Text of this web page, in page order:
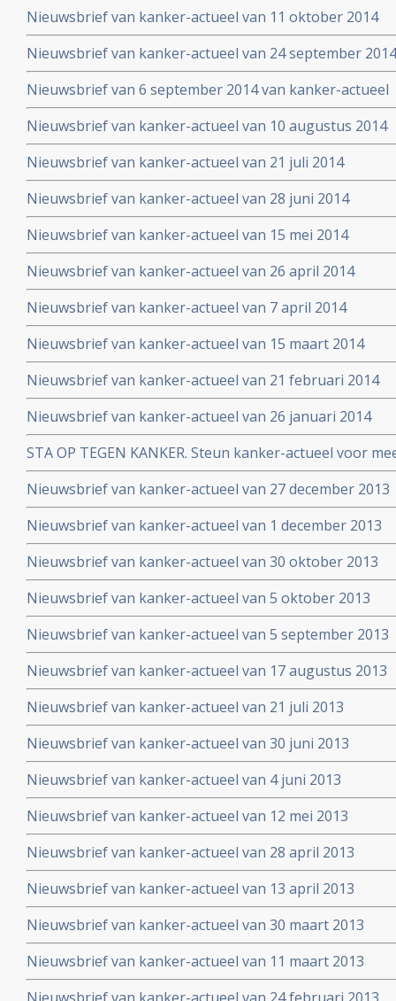
Nieuwsbrief van kanker-actueel van 11 oktober 2014
Nieuwsbrief van kanker-actueel van 24 september 2014
Nieuwsbrief van 6 september 2014 van kanker-actueel
Nieuwsbrief van kanker-actueel van 10 augustus 2014
Nieuwsbrief van kanker-actueel van 21 juli 2014
Nieuwsbrief van kanker-actueel van 28 juni 2014
Nieuwsbrief van kanker-actueel van 15 mei 2014
Nieuwsbrief van kanker-actueel van 26 april 2014
Nieuwsbrief van kanker-actueel van 7 april 2014
Nieuwsbrief van kanker-actueel van 15 maart 2014
Nieuwsbrief van kanker-actueel van 21 februari 2014
Nieuwsbrief van kanker-actueel van 26 januari 2014
STA OP TEGEN KANKER. Steun kanker-actueel voor
naar niet-toxische middelen en behandelingen
Nieuwsbrief van kanker-actueel van 27 december 2013
Nieuwsbrief van kanker-actueel van 1 december 2013
Nieuwsbrief van kanker-actueel van 30 oktober 2013
Nieuwsbrief van kanker-actueel van 5 oktober 2013
Nieuwsbrief van kanker-actueel van 5 september 2013
Nieuwsbrief van kanker-actueel van 17 augustus 2013
Nieuwsbrief van kanker-actueel van 21 juli 2013
Nieuwsbrief van kanker-actueel van 30 juni 2013
Nieuwsbrief van kanker-actueel van 4 juni 2013
Nieuwsbrief van kanker-actueel van 12 mei 2013
Nieuwsbrief van kanker-actueel van 28 april 2013
Nieuwsbrief van kanker-actueel van 13 april 2013
Nieuwsbrief van kanker-actueel van 30 maart 2013
Nieuwsbrief van kanker-actueel van 11 maart 2013